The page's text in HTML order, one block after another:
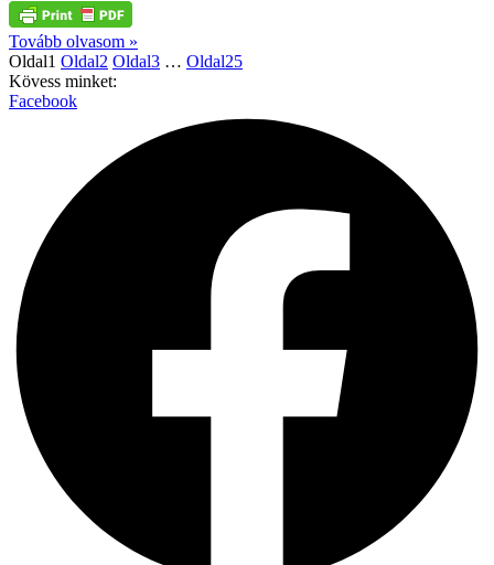
Tovább olvasom »
Oldal1 Oldal2 Oldal3 … Oldal25
Kövess minket:
Facebook